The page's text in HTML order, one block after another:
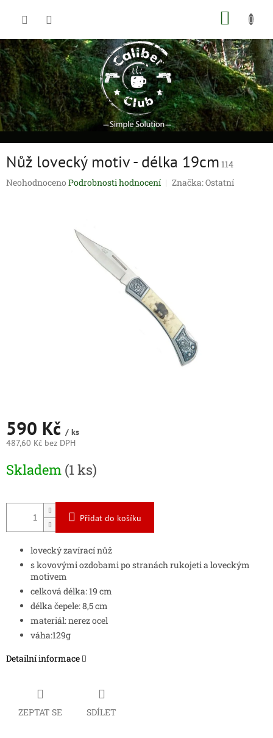
Nůž lovecký motiv - délka 19cm 114
Průměrné
Neohodnoceno Podrobnosti hodnocení Značka:Ostatní
590 Kč / ks
487,60 Kč bez DPH
cena:
Skladem (1 ks)
Přidat do košíku
lovecký zavírací nůž
s kovovými ozdobami po stranách rukojeti a loveckým
motivem
celková délka: 19 cm
délka čepele: 8,5 cm
materiál: nerez ocel
váha:129g
Detailní informace
ZEPTAT SE SDÍLET